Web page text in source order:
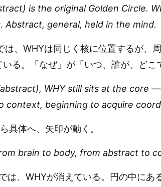
is the original Golden Circle.
Abstract, general, held in the mind.
、WHYは同じく核に位置するが、
る。「なぜ」が「いつ、誰が、どこ
WHY still sits at the core —
context, beginning to acquire
具体へ、矢印が動く。
brain to body, from abstract to
、WHYが消えている。円の中にあ